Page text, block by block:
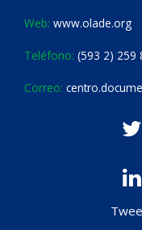
Web: www.olade.org
Teléfono: (593 2) 259
Correo: